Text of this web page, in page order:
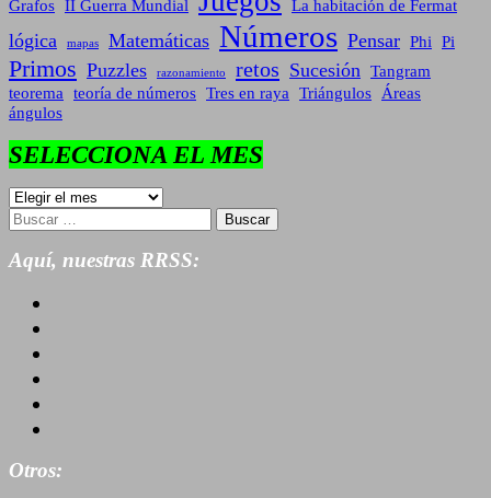
Grafos II Guerra Mundial La habitación de Fermat
lógica mapas Matemáticas Números Pensar Phi Pi
Primos Puzzles razonamiento retos Sucesión Tangram
teorema
teoría de números Tres en raya Triángulos
Áreas
ángulos
SELECCIONA EL MES
SELECCIONA
EL
MES
Buscar:
Aquí, nuestras RRSS:
Otros: